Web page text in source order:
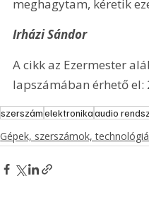
meghagytam, kéretik
Irházi Sándor
A cikk az Ezermester
lapszámában érhető
szerszámelektronikaaudio
Gépek, szerszámok,